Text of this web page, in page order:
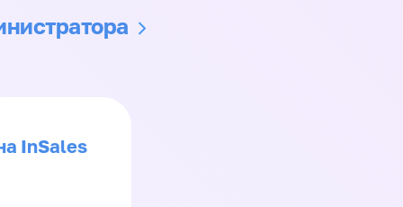
InSales